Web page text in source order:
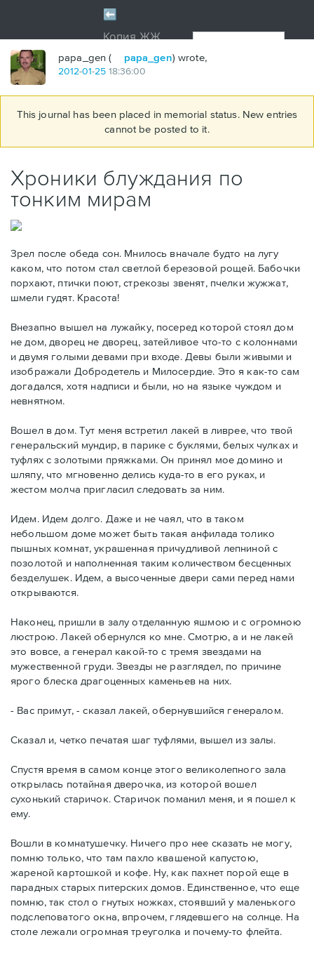
papa_gen ( papa_gen) wrote,
2012-01-25 18:36:00
This journal has been placed in memorial status. New entries
cannot be posted to it.
Хроники блуждания по
тонким мирам
Зрел после обеда сон. Мнилось вначале будто на лугу
каком, что потом стал светлой березовой рощей. Бабочки
порхают, птички поют, стрекозы звенят, пчелки жужжат,
шмели гудят. Красота!
Внезапно вышел на лужайку, посеред которой стоял дом
не дом, дворец не дворец, затейливое что-то с колоннами
и двумя голыми девами при входе. Девы были живыми и
изображали Добродетель и Милосердие. Это я как-то сам
догадался, хотя надписи и были, но на языке чуждом и
невнятном.
Вошел в дом. Тут меня встретил лакей в ливрее, что твой
генеральский мундир, в парике с буклями, белых чулках и
туфлях с золотыми пряжками. Он принял мое домино и
шляпу, что мгновенно делись куда-то в его руках, и
жестом молча пригласил следовать за ним.
Идем. Идем долго. Даже и не чаял, что в таком
небольшом доме может быть такая анфилада толико
пышных комнат, украшенная причудливой лепниной с
позолотой и наполненная таким количеством бесценных
безделушек. Идем, а высоченные двери сами перед нами
открываются.
Наконец, пришли в залу отделанную яшмою и с огромною
люстрою. Лакей обернулся ко мне. Смотрю, а и не лакей
это вовсе, а генерал какой-то с тремя звездами на
мужественной груди. Звезды не разглядел, по причине
ярого блеска драгоценных каменьев на них.
- Вас примут, - сказал лакей, обернувшийся генералом.
Сказал и, четко печатая шаг туфлями, вышел из залы.
Спустя время в самом конце этого великолепного зала
открылась потайная дверочка, из которой вошел
сухонький старичок. Старичок поманил меня, и я пошел к
ему.
Вошли в комнатушечку. Ничего про нее сказать не могу,
помню только, что там пахло квашеной капустою,
жареной картошкой и кофе. Ну, как пахнет порой еще в
парадных старых питерских домов. Единственное, что еще
помню, так стол о гнутых ножках, стоявший у маленького
подслеповатого окна, впрочем, глядевшего на солнце. На
столе лежали огромная треуголка и почему-то флейта.